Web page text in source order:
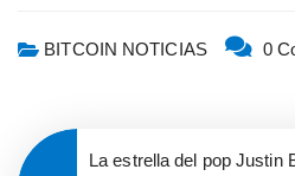
BITCOIN NOTICIAS 0
La estrella del pop Justin